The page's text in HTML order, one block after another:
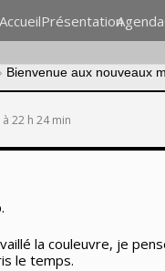
AccueilPrésentationAgenda
› Bienvenue aux nouveaux
22 h 24 min
la couleuvre, je
le temps.